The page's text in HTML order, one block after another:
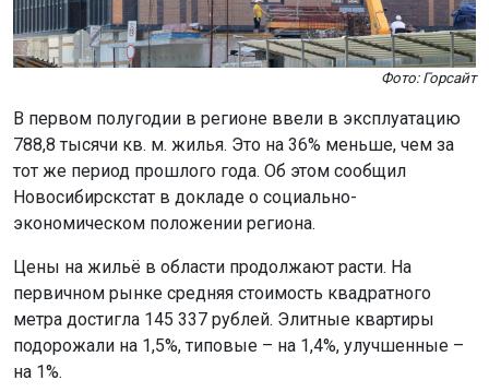
Фото: Горсайт
В первом полугодии в регионе ввели в эксплуатацию
788,8 тысячи кв. м. жилья. Это на 36% меньше, чем за
тот же период прошлого года. Об этом сообщил
Новосибирскстат в докладе о социально-
экономическом положении региона.
Цены на жильё в области продолжают расти. На
первичном рынке средняя стоимость квадратного
метра достигла 145 337 рублей. Элитные квартиры
подорожали на 1,5%, типовые – на 1,4%, улучшенные –
на 1%.